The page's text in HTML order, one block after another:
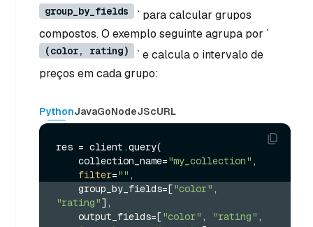
group_by_fields
` para calcular grupos
compostos. O exemplo seguinte agrupa por `
(color, rating)
` e calcula o intervalo de
preços em cada grupo:
PythonJavaGoNodeJScURL
res = client.query(
    collection_name=
"my_collection" ,
filter=""
    group_by_fields=[
"color"
"rating"],
    output_fields=[
"color" , "rating"